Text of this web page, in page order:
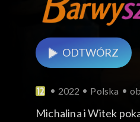
ODTWÓRZ
2022 Polska
Michalina i Witek